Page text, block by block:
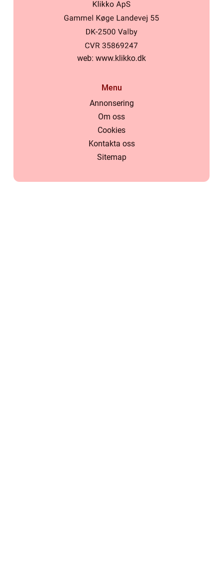
web: www.klikko.dk
Menu
Annonsering
Om oss
Cookies
Kontakta oss
Sitemap